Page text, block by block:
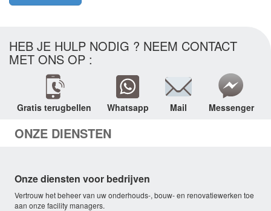
HEB JE HULP NODIG ? NEEM CONTACT
MET ONS OP :
Gratis terugbellen Whatsapp Mail Messenger
ONZE DIENSTEN
Onze diensten voor bedrijven
Vertrouw het beheer van uw onderhouds-, bouw- en renovatiewerken toe
aan onze facility managers.